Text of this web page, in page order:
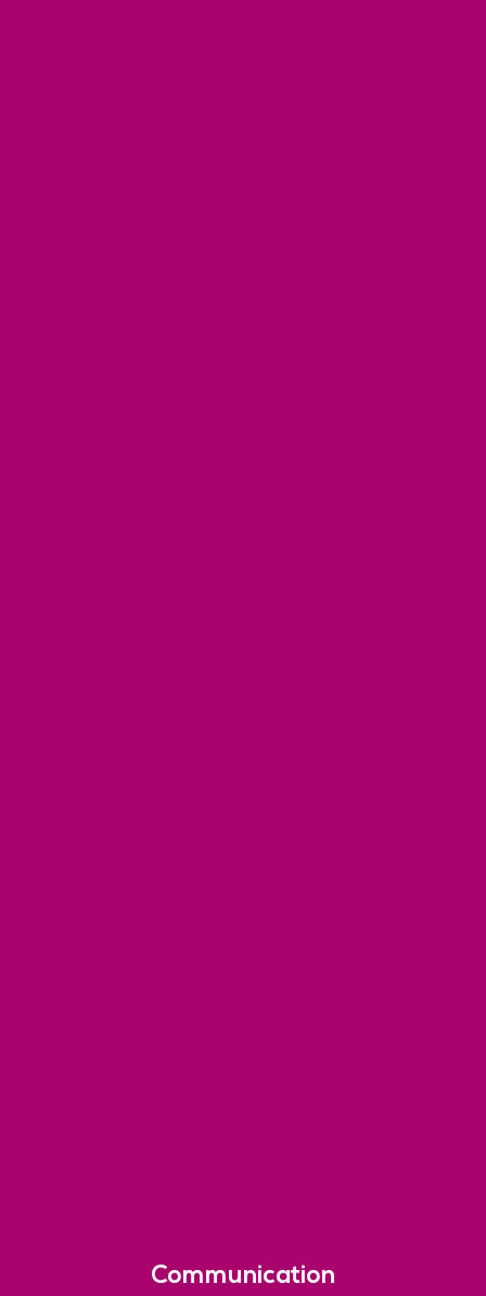
Communication